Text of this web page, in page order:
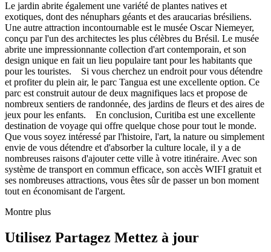
Le jardin abrite également une variété de plantes natives et
exotiques, dont des nénuphars géants et des araucarias brésiliens.
Une autre attraction incontournable est le musée Oscar Niemeyer,
conçu par l'un des architectes les plus célèbres du Brésil. Le musée
abrite une impressionnante collection d'art contemporain, et son
design unique en fait un lieu populaire tant pour les habitants que
pour les touristes. Si vous cherchez un endroit pour vous détendre
et profiter du plein air, le parc Tangua est une excellente option. Ce
parc est construit autour de deux magnifiques lacs et propose de
nombreux sentiers de randonnée, des jardins de fleurs et des aires de
jeux pour les enfants. En conclusion, Curitiba est une excellente
destination de voyage qui offre quelque chose pour tout le monde.
Que vous soyez intéressé par l'histoire, l'art, la nature ou simplement
envie de vous détendre et d'absorber la culture locale, il y a de
nombreuses raisons d'ajouter cette ville à votre itinéraire. Avec son
système de transport en commun efficace, son accès WIFI gratuit et
ses nombreuses attractions, vous êtes sûr de passer un bon moment
tout en économisant de l'argent.
Montre plus
Utilisez Partagez Mettez à jour